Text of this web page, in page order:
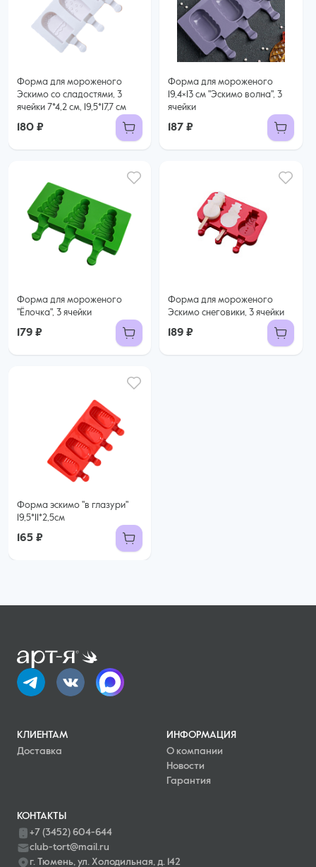
Форма для мороженого
Эскимо со сладостями, 3
ячейки 7*4,2 см, 19,5*17,7 см
180 ₽
Форма для мороженого
19,4×13 см "Эскимо волна", 3
ячейки
187 ₽
Форма для мороженого
"Ёлочка", 3 ячейки
179 ₽
Форма для мороженого
Эскимо снеговики, 3 ячейки
189 ₽
Форма эскимо "в глазури"
19,5*11*2,5см
165 ₽
КЛИЕНТАМ
Доставка
ИНФОРМАЦИЯ
О компании
Новости
Гарантия
КОНТАКТЫ
+7 (3452) 604-644
club-tort@mail.ru
г. Тюмень, ул. Холодильная, д. 142